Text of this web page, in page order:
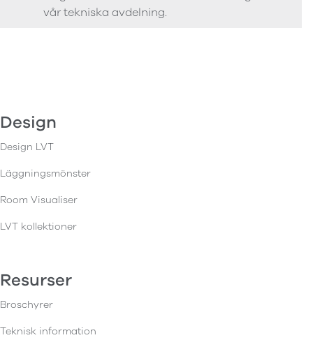
vår tekniska avdelning.
Design
Design LVT
Läggningsmönster
Room Visualiser
LVT kollektioner
Resurser
Broschyrer
Teknisk information